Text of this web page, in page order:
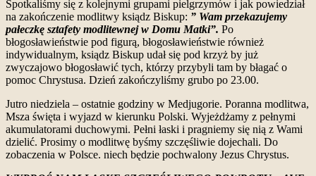
Spotkaliśmy się z kolejnymi grupami pielgrzymów i jak powiedział
na zakończenie modlitwy ksiądz Biskup: ” Wam przekazujemy
pałeczkę sztafety modlitewnej w Domu Matki”. Po
błogosławieństwie pod figurą, błogosławieństwie również
indywidualnym, ksiądz Biskup udał się pod krzyż by już
zwyczajowo błogosławić tych, którzy przybyli tam by błagać o
pomoc Chrystusa. Dzień zakończyliśmy grubo po 23.00.
Jutro niedziela – ostatnie godziny w Medjugorie. Poranna modlitwa,
Msza święta i wyjazd w kierunku Polski. Wyjeżdżamy z pełnymi
akumulatorami duchowymi. Pełni łaski i pragniemy się nią z Wami
dzielić. Prosimy o modlitwę byśmy szczęśliwie dojechali. Do
zobaczenia w Polsce. niech będzie pochwalony Jezus Chrystus.